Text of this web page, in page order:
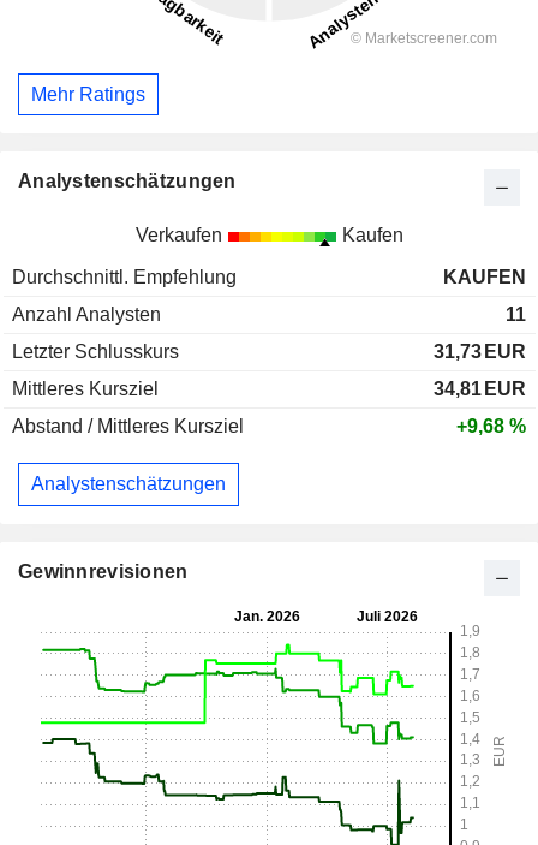
Mehr Ratings
Analystenschätzungen
Verkaufen Kaufen
Durchschnittl. Empfehlung
KAUFEN
Anzahl Analysten
11
Letzter Schlusskurs
31,73 EUR
Mittleres Kursziel
34,81 EUR
Abstand / Mittleres Kursziel
+9,68 %
Analystenschätzungen
Gewinnrevisionen